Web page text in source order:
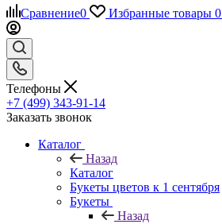
Сравнение0 Избранные товары 0
Телефоны
+7 (499) 343-91-14
Заказать звонок
Каталог
Назад
Каталог
Букеты цветов к 1 сентября
Букеты
Назад